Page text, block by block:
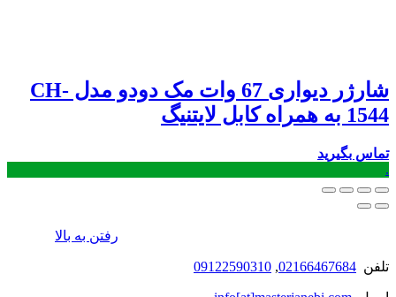
شارژر دیواری 67 وات مک دودو مدل CH-
1544 به همراه کابل لایتنیگ
تماس بگیرید
.
رفتن به بالا
تلفن 02166467684
,
09122590310